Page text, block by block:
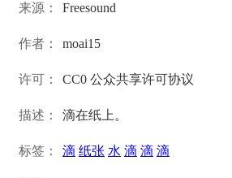
来源： Freesound
作者： moai15
许可： CC0 公众共享许可协议
描述： 滴在纸上。
标签： 滴 纸张 水 滴 滴 滴